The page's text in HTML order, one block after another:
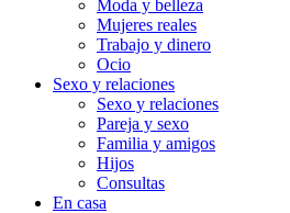
Moda y belleza
Mujeres reales
Trabajo y dinero
Ocio
Sexo y relaciones
Sexo y relaciones
Pareja y sexo
Familia y amigos
Hijos
Consultas
En casa